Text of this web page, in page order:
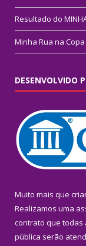
Resultado do
Minha Rua na Copa
DESENVOLVIDO
Muito mais que
Realizamos uma
contrato que todas
pública serão